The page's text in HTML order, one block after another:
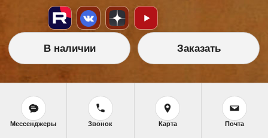
НАШИ УСЛУГИ
Икона на заказ
Магазин готовых икон
В наличии Заказать
Мессенджеры Звонок Карта Почта